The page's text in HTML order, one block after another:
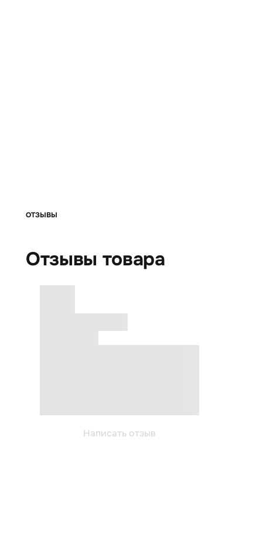
ОТЗЫВЫ
Отзывы товара
Написать отзыв